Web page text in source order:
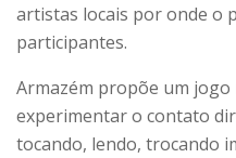
artistas locais por onde o
participantes.
Armazém propõe um
experimentar o contato
tocando, lendo, trocando